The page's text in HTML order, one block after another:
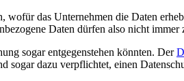
das Unternehmen die Daten
Daten dürfen also nicht
sogar entgegenstehen könnten. Der
dazu verpflichtet, einen